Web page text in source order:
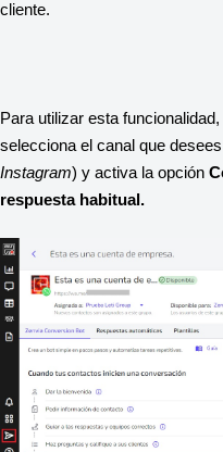
cliente.
Para utilizar esta
selecciona el canal que
Instagram) y activa la opción
respuesta habitual.